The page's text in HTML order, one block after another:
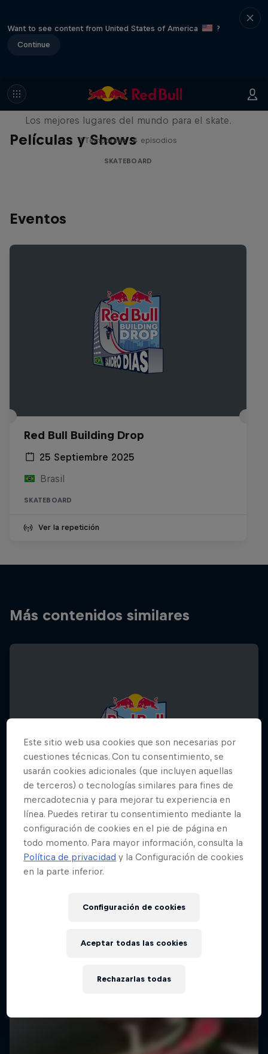
Want to see content from United States of America
?
Continue
Películas y Shows
Skate Escape
Los mejores lugares del mundo para el skate.
1 Temporada · 4 episodios
SKATEBOARD
Eventos
Red Bull Building Drop
25 Septiembre 2025
Brasil
SKATEBOARD
Ver la repetición
Más contenidos similares
Red Bull Building Drop
25 Septiembre 2025
Ver la repetición
Este sitio web usa cookies que son necesarias por
cuestiones técnicas. Con tu consentimiento, se
usarán cookies adicionales (que incluyen aquellas
de terceros) o tecnologías similares para fines de
mercadotecnia y para mejorar tu experiencia en
línea. Puedes retirar tu consentimiento mediante la
configuración de cookies en el pie de página en
todo momento. Para mayor información, consulta la
Política de privacidad y la Configuración de cookies
en la parte inferior.
Configuración de cookies
Rechazarlas todas
Aceptar todas las cookies